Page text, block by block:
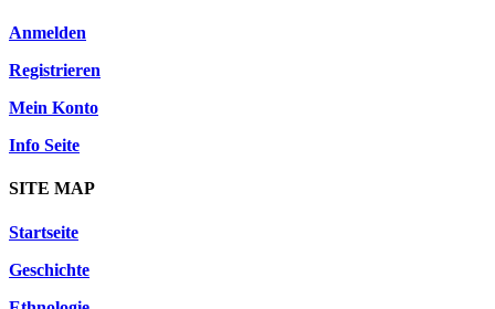
Anmelden
Registrieren
Mein Konto
Info Seite
SITE MAP
Startseite
Geschichte